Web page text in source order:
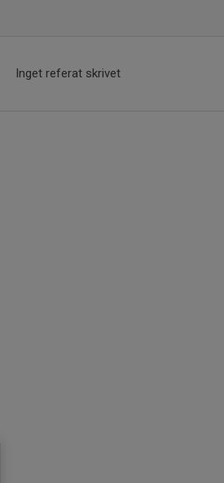
Inget referat skrivet